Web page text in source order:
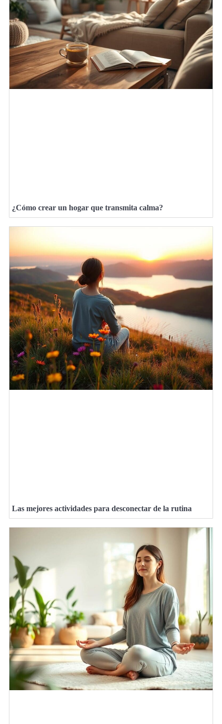
¿Cómo crear un hogar que transmita calma?
Las mejores actividades para desconectar de la rutina